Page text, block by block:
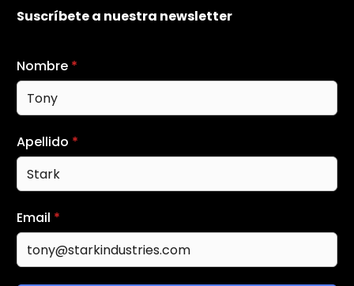
Suscríbete a nuestra newsletter
Nombre *
Apellido *
Email *